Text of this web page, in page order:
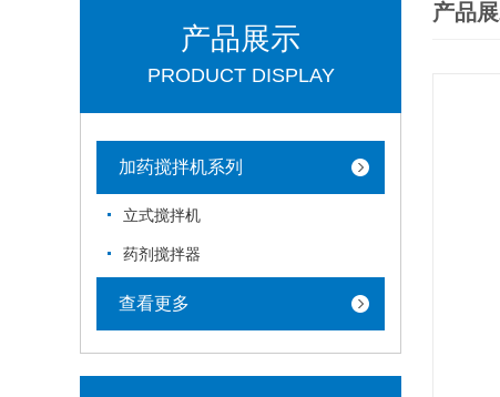
产品展示
PRODUCT DISPLAY
加药搅拌机系列
立式搅拌机
药剂搅拌器
查看更多
产品